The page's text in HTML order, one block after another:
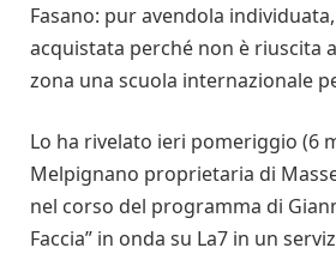
Fasano: pur avendola individuata,
acquistata perché non è riuscita
zona una scuola internazionale
Lo ha rivelato ieri pomeriggio (6
Melpignano proprietaria di
nel corso del programma di
Faccia” in onda su La7 in un